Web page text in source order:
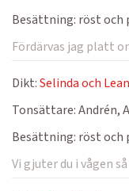
Besättning: röst och
Fördärvas jag platt
Dikt:Selinda och
Tonsättare:Andrén,
Besättning: röst och
Vi gjuter du i vågen